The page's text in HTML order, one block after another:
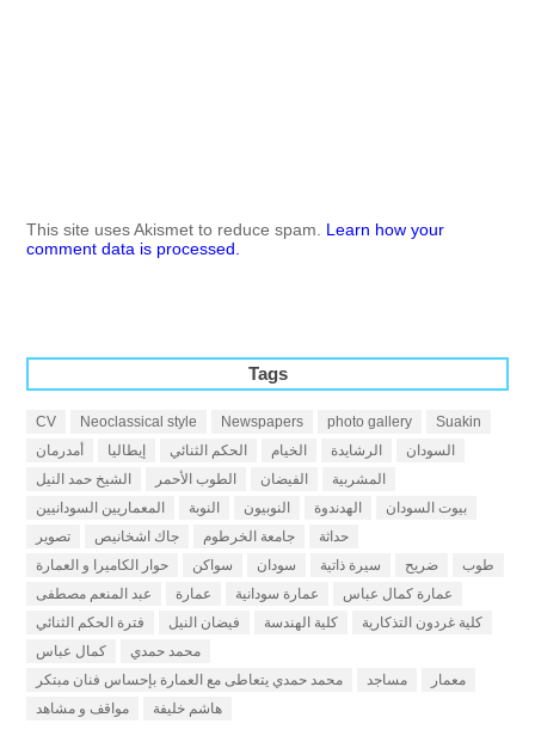
This site uses Akismet to reduce spam. Learn how your
comment data is processed.
Tags
CV Neoclassical style Newspapers photo gallery
Suakin
أمدرمان
إيطاليا الحكم الثنائي الخيام الرشايدة
السودان
الشيخ حمد النيل
الطوب الأحمر الفيضان
المشربية
المعماريين السودانيين
النوبة النوبيون الهدندوة
بيوت السودان
تصوير
جاك اشخانيص جامعة الخرطوم
حداثة
حوار الكاميرا و العمارة
سواكن سودان سيرة ذاتية ضريح
طوب
عبد المنعم مصطفى
عمارة عمارة سودانية
عمارة كمال عباس
فترة الحكم الثنائي
فيضان النيل كلية الهندسة
كلية غردون التذكارية
كمال عباس
محمد حمدي
محمد حمدي يتعاطى مع العمارة بإحساس فنان مبتكر
مساجد
معمار
مواقف و مشاهد
هاشم خليفة